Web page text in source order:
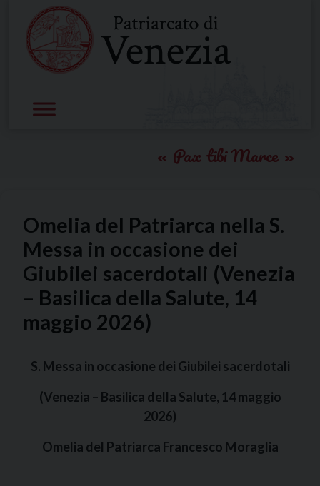
content
Pax tibi Marce
Omelia del Patriarca nella S.
Messa in occasione dei
Giubilei sacerdotali (Venezia
– Basilica della Salute, 14
maggio 2026)
S. Messa in occasione dei Giubilei sacerdotali
(Venezia – Basilica della Salute, 14 maggio
2026)
Omelia del Patriarca Francesco Moraglia